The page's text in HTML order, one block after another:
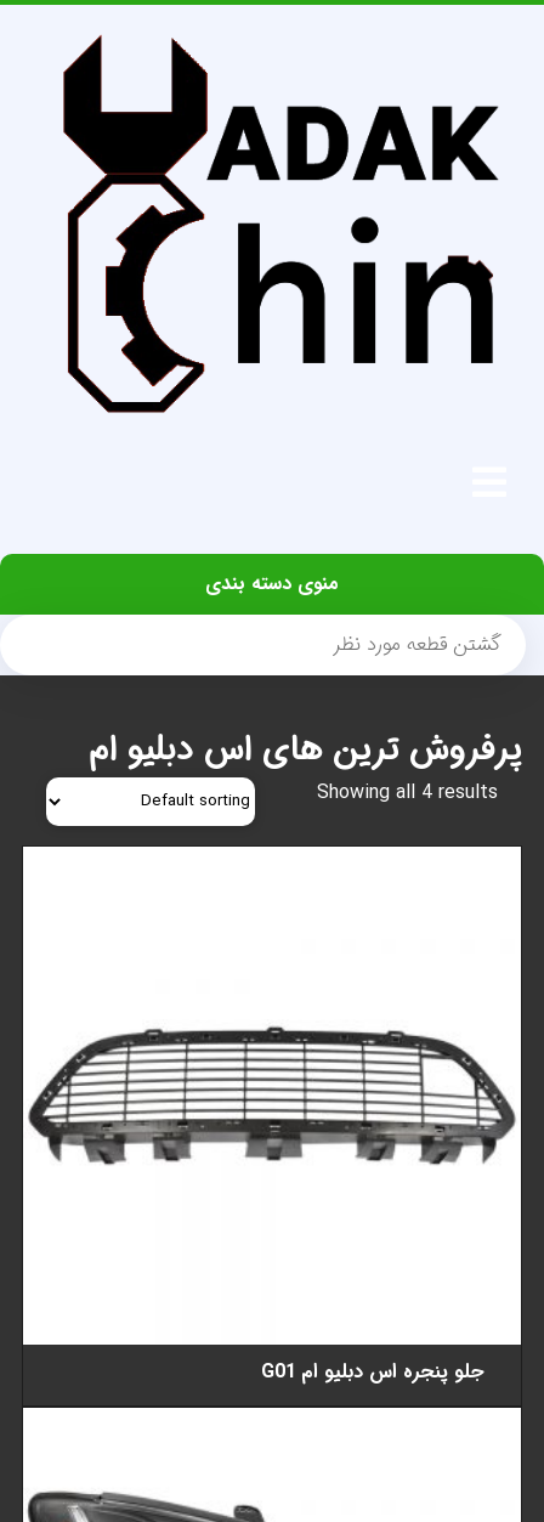
منوی دسته بندی
پرفروش ترین های اس دبلیو ام
Showing all 4 results
جلو پنجره اس دبلیو ام G01